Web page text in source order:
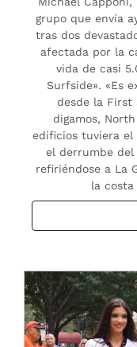
grupo que envía
tras dos
afectada por la
vida de casi
Surfside». «Es
desde la First
digamos,
edificios tuviera el
el derrumbe del
refiriéndose a La
la costa